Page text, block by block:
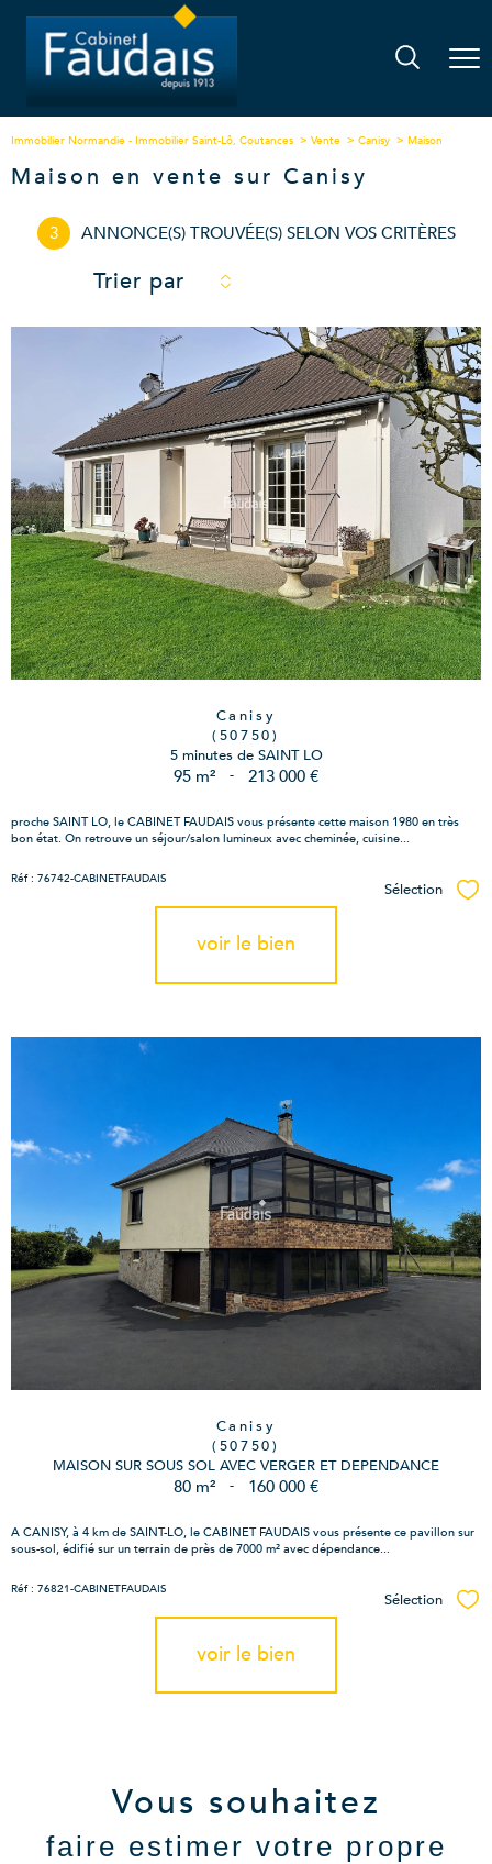
Immobilier Normandie - Immobilier Saint-Lô, Coutances Vente Canisy Maison
Maison en vente sur Canisy
3 ANNONCE(S) TROUVÉE(S) SELON VOS CRITÈRES
Trier par
Canisy
(50750)
5 minutes de SAINT LO
95 m² - 213 000 €
proche SAINT LO, le CABINET FAUDAIS vous présente cette maison 1980 en très
bon état. On retrouve un séjour/salon lumineux avec cheminée, cuisine...
Réf : 76742-CABINETFAUDAIS
Sélection
voir le bien
Canisy
(50750)
MAISON SUR SOUS SOL AVEC VERGER ET DEPENDANCE
80 m² - 160 000 €
A CANISY, à 4 km de SAINT-LO, le CABINET FAUDAIS vous présente ce pavillon sur
sous-sol, édifié sur un terrain de près de 7000 m² avec dépendance...
Réf : 76821-CABINETFAUDAIS
Sélection
voir le bien
Vous souhaitez
faire estimer votre propre